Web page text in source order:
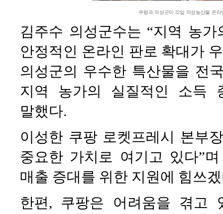
쿠팡과 의성군이 22일 의성농산물 온
김주수 의성군수는 “지역 농
안정적인 온라인 판로 확대가
의성군의 우수한 특산물을 전
지역 농가의 실질적인 소득
말했다.
이성한 쿠팡 로켓프레시 본부
중요한 가치로 여기고 있다”
매출 증대를 위한 지원에 힘쓰
한편, 쿠팡은 어려움을 겪고